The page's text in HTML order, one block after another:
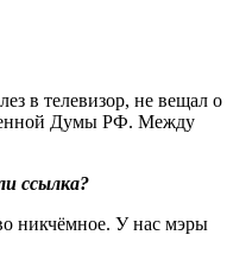
в телевизор, не вещал о
Думы РФ. Между
ссылка?
никчёмное. У нас мэры